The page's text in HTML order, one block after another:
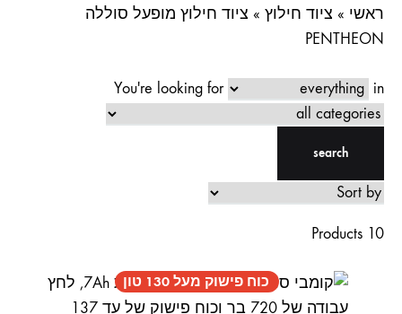
ראשי » ציוד חילוץ » ציוד חילוץ מופעל סוללה
PENTHEON
You're looking for in
search
10 Products
כוח פישוק מעל 130 טון